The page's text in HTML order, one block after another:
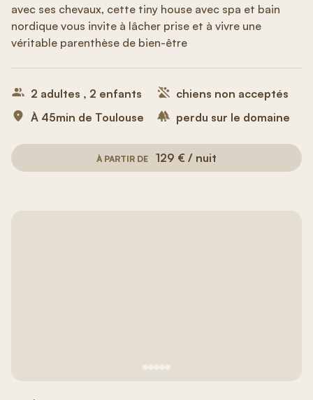
avec ses chevaux, cette tiny house avec spa et bain
nordique vous invite à lâcher prise et à vivre une
véritable parenthèse de bien-être
2 adultes , 2 enfants
À 45min de Toulouse
chiens non acceptés
perdu sur le domaine
À PARTIR DE 129 € / nuit